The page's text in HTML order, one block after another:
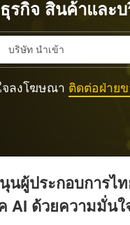
รกิจ สินค้าและบ
ลงโฆษณา ติดต่อฝ่าย
ผู้ประกอบการไ
AI ด้วยความมั่นใ